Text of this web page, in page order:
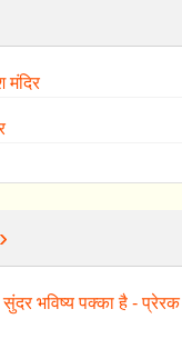
मंदिर
भविष्य पक्का है - प्रेरक